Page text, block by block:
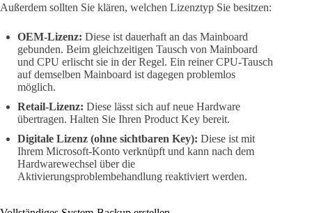
Außerdem sollten Sie klären, welchen Lizenztyp Sie besitzen:
OEM-Lizenz: Diese ist dauerhaft an das Mainboard
gebunden. Beim gleichzeitigen Tausch von Mainboard
und CPU erlischt sie in der Regel. Ein reiner CPU-Tausch
auf demselben Mainboard ist dagegen problemlos
möglich.
Retail-Lizenz: Diese lässt sich auf neue Hardware
übertragen. Halten Sie Ihren Product Key bereit.
Digitale Lizenz (ohne sichtbaren Key): Diese ist mit
Ihrem Microsoft-Konto verknüpft und kann nach dem
Hardwarewechsel über die
Aktivierungsproblembehandlung reaktiviert werden.